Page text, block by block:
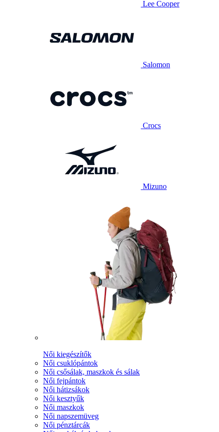
Lee Cooper
Salomon
Crocs
Mizuno
Női kiegészítők
Női csuklópántok
Női csősálak, maszkok és sálak
Női fejpántok
Női hátizsákok
Női kesztyűk
Női maszkok
Női napszemüveg
Női pénztárcák